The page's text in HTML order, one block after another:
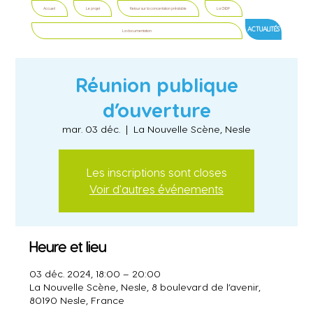
Accueil Le projet Retour sur la concertation préalable La CNDP
La documentation ACTUALITÉS
Réunion publique
d’ouverture
mar. 03 déc.
  |
La Nouvelle Scène, Nesle
Les inscriptions sont closes
Voir d'autres événements
Heure et lieu
03 déc. 2024, 18:00 – 20:00
La Nouvelle Scène, Nesle, 8 boulevard de l’avenir,
80190 Nesle, France